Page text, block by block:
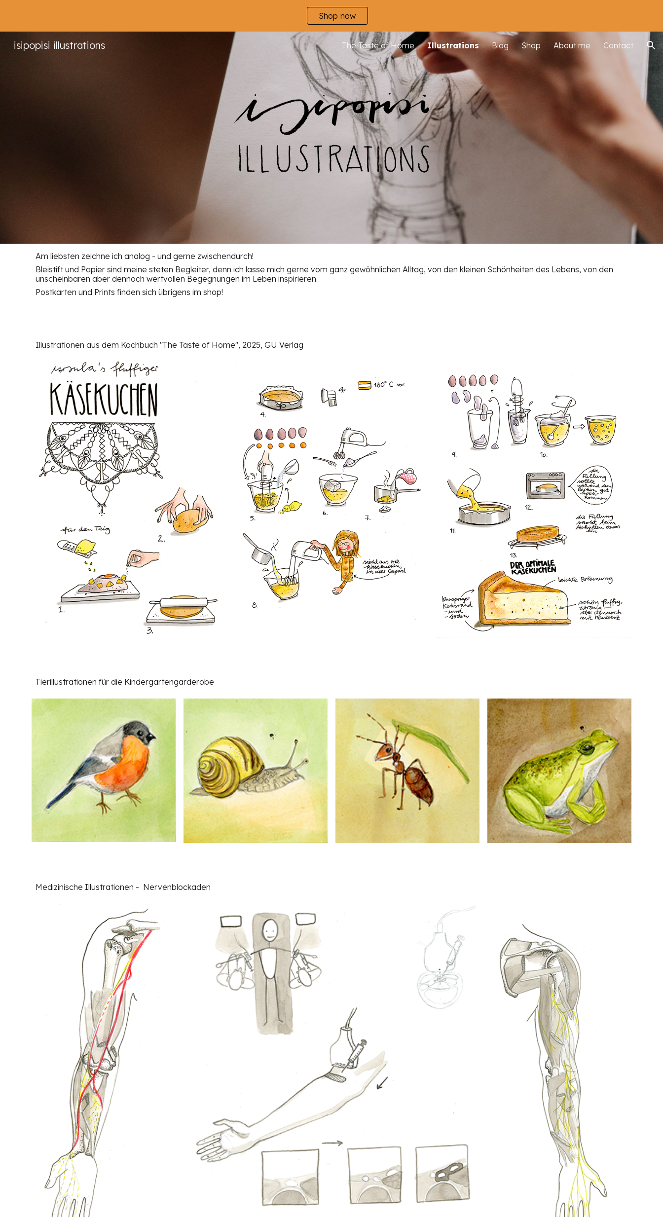
Shop now
isipopisi illustrations The Taste of Home Illustrations Blog Shop About me Contact
Am liebsten zeichne ich analog - und gerne zwischendurch!
Bleistift und Papier sind meine steten Begleiter, denn ich lasse mich gerne vom ganz gewöhnlichen Alltag, von den kleinen Schönheiten des Lebens, von den
unscheinbaren aber dennoch wertvollen Begegnungen im Leben inspirieren.
Postkarten und Prints finden sich übrigens im shop!
Illustrationen aus dem Kochbuch "The Taste of Home", 2025, GU Verlag
Tierillustrationen für die Kindergartengarderobe
Medizinische Illustrationen - Nervenblockaden